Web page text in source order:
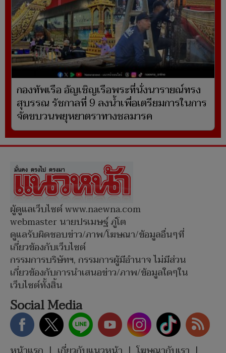
กองทัพเรือ อัญเชิญเรือพระที่นั่งนารายณ์ทรง
สุบรรณ รัชกาลที่ 9 ลงน้ำเพื่อเตรียมการในการ
จัดขบวนพยุหยาตราทางชลมารค
ผู้ดูแลเว็บไซต์ www.naewna.com
webmaster นายปรเมษฐ์ ภู่โต
ดูแลรับผิดชอบข่าว/ภาพ/โฆษณา/ข้อมูลอื่นๆที่
เกี่ยวข้องกับเว็บไซต์
กรรมการบริษัทฯ, กรรมการผู้มีอำนาจ ไม่มีส่วน
เกี่ยวข้องกับการนำเสนอข่าว/ภาพ/ข้อมูลใดๆใน
เว็บไซต์ทั้งสิ้น
Social Media